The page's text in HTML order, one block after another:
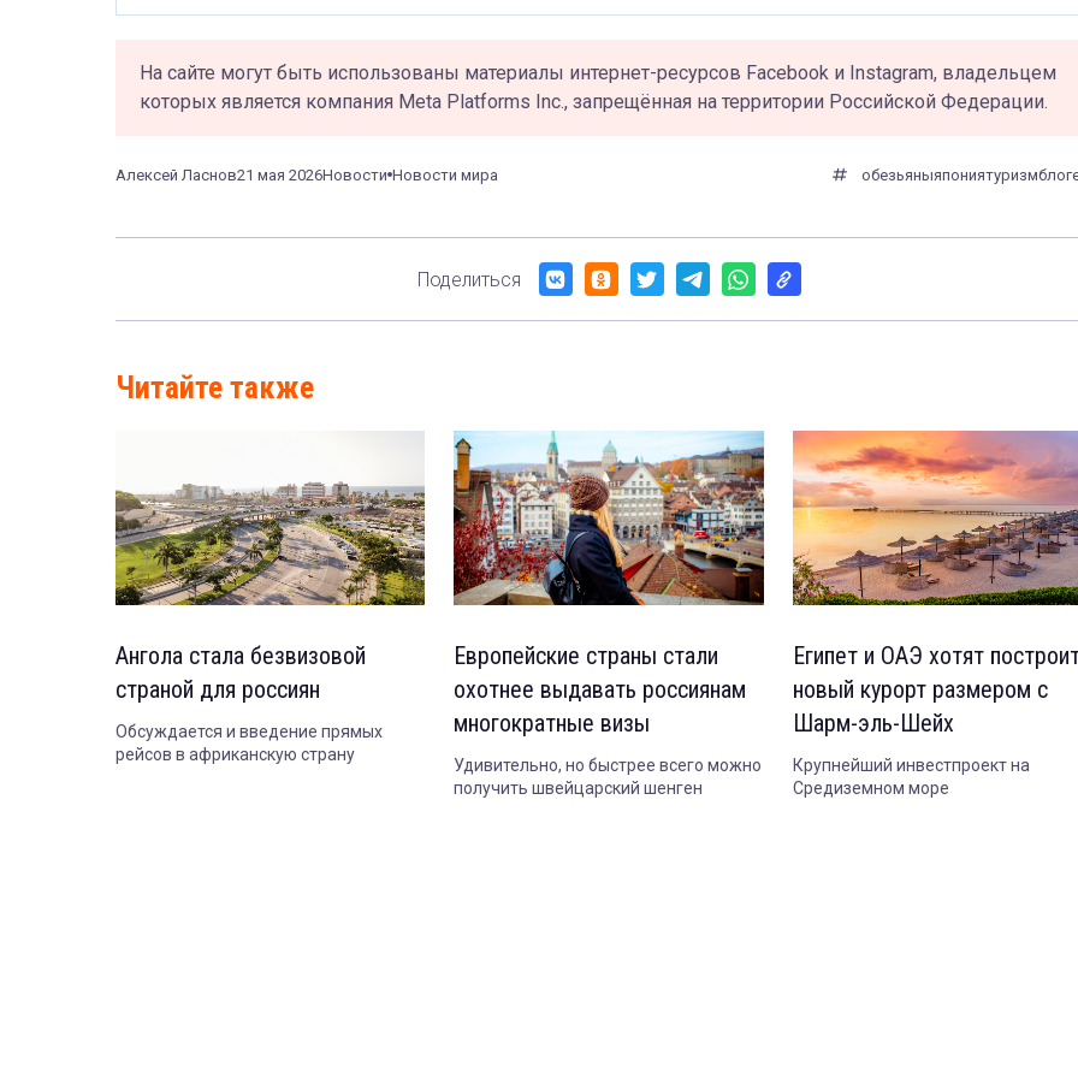
На сайте могут быть использованы материалы интернет-ресурсов Facebook и Instagram, владельцем
которых является компания Meta Platforms Inc., запрещённая на территории Российской Федерации.
Алексей Ласнов21 мая 2026Новости Новости мира обезьяныяпониятуризм
Поделиться
Читайте также
Ангола стала безвизовой
страной для россиян
Обсуждается и введение прямых
рейсов в африканскую страну
Европейские страны стали
охотнее выдавать россиянам
многократные визы
Удивительно, но быстрее всего можно
получить швейцарский шенген
Египет и ОАЭ хотят
новый курорт размером с
Шарм-эль-Шейх
Крупнейший инвестпроект на
Средиземном море